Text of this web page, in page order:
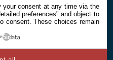
your consent at any time via the
preferences" and object to
consent. These choices remain